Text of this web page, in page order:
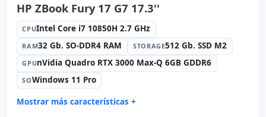
HP ZBook Fury 17 G7 17.3''
CPUIntel Core i7 10850H 2.7 GHz
RAM32 Gb. SO-DDR4 RAM STORAGE512 Gb. SSD M2
GPUnVidia Quadro RTX 3000 Max-Q 6GB GDDR6
SOWindows 11 Pro
Mostrar más características +